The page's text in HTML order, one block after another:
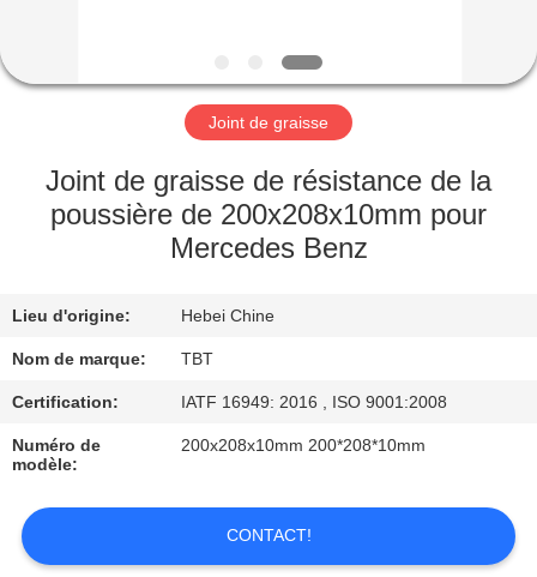
DE
NOUS
VISITE
D'USINE
DE
QUALITÉ
CONTACTEZ-
NOUS
NOUVELLES
Joint de graisse
Joint de graisse de résistance de la
poussière de 200x208x10mm pour
Mercedes Benz
Lieu d'origine: Hebei Chine
Nom de marque: TBT
Certification: IATF 16949: 2016 , ISO 9001:2008
Numéro de
modèle:
200x208x10mm 200*208*10mm
CONTACT!